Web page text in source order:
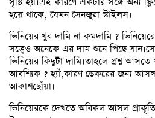
হয়ে থাকে, যেমন সেনজুরা স্টাইলস।
ভিনিয়ের খুব দামি না কমদামি ?
সত্ত্বেও অনেকে এর দাম শুনে পিছে
ভিনিয়ের কিছুটা দামি।তাহলে প্রশ্ন
আবশ্যিক ? হ্যাঁ,কারণ ডেকরের জন্য
আকাশছোঁয়া।
ভিনিয়েরকে দেখতে অবিকল আসল